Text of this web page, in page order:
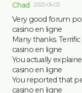
Chad 2025-06-03
Very good forum
casino en ligne
Many thanks. Terrific
casino en ligne
You actually
casino en ligne
You reported that
casino en ligne